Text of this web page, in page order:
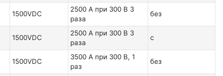
1500VDC
2500 А при 300 В 3
раза
без
1500VDC
2500 А при 300 В 3
раза
с
1500VDC
3500 А при 300 В, 1
раз
без